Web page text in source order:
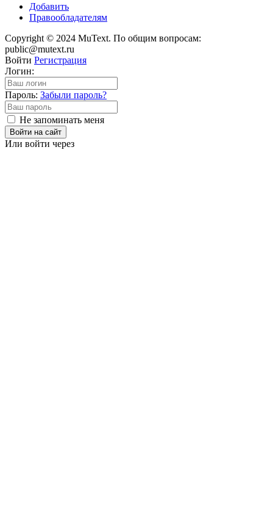
Добавить
Правообладателям
Copyright © 2024 MuText. По общим вопросам:
public@mutext.ru
Войти Регистрация
Логин:
Пароль: Забыли пароль?
Не запоминать меня
Войти на сайт
Или войти через